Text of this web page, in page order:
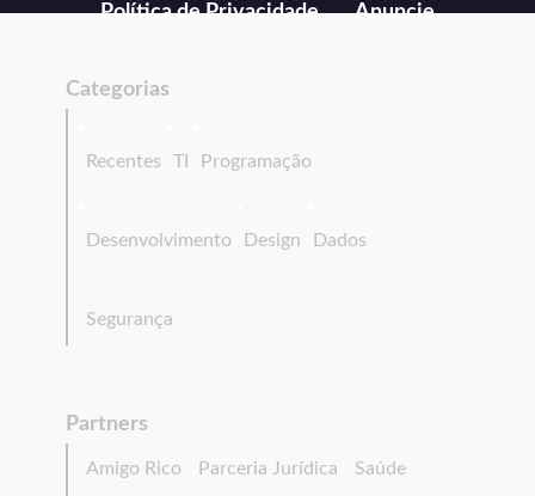
Política de Privacidade Anuncie
Categorias
Recentes TI Programação
Desenvolvimento Design Dados
Segurança
Partners
Amigo Rico Parceria Jurídica Saúde